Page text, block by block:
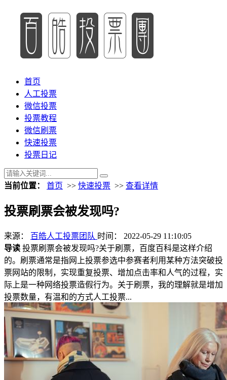
首页
人工投票
微信投票
投票教程
微信刷票
快速投票
投票日记
当前位置： 首页 >> 快速投票 >> 查看详情
投票刷票会被发现吗?
来源： 百皓人工投票团队 时间： 2022-05-29 11:10:05
导读 投票刷票会被发现吗?关于刷票，百度百科是这样介绍
的。刷票通常是指网上投票参选中参赛者利用某种方法突破投
票网站的限制，实现重复投票、增加点击率和人气的过程，实
际上是一种网络投票造假行为。关于刷票，我的理解就是增加
投票数量，有温和的方式人工投票...